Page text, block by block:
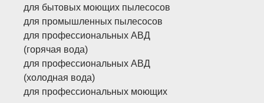
для бытовых моющих пылесосов
для промышленных пылесосов
для профессиональных АВД
(горячая вода)
для профессиональных АВД
(холодная вода)
для профессиональных моющих